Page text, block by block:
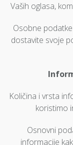
Vaših oglasa,
Osobne
dostavite svoje
Količina i vrsta
koristimo
Osnovni
informacije